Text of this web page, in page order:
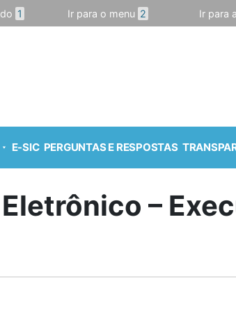
1 Ir para o menu 2 Ir para
E-SIC PERGUNTAS E RESPOSTAS
–